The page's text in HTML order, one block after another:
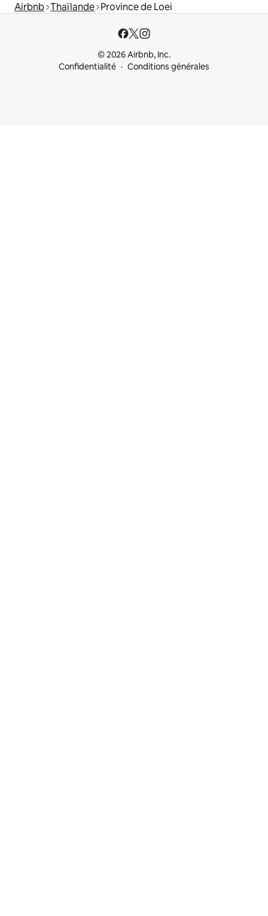
Airbnb Thaïlande Province de Loei
© 2026 Airbnb, Inc.
Confidentialité
Conditions générales